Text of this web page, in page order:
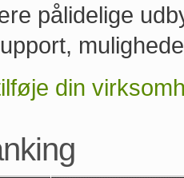
pålidelige
din